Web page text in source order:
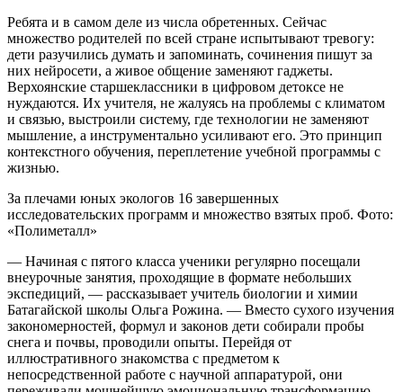
Ребята и в самом деле из числа обретенных. Сейчас
множество родителей по всей стране испытывают тревогу:
дети разучились думать и запоминать, сочинения пишут за
них нейросети, а живое общение заменяют гаджеты.
Верхоянские старшеклассники в цифровом детоксе не
нуждаются. Их учителя, не жалуясь на проблемы с климатом
и связью, выстроили систему, где технологии не заменяют
мышление, а инструментально усиливают его. Это принцип
контекстного обучения, переплетение учебной программы с
жизнью.
За плечами юных экологов 16 завершенных
исследовательских программ и множество взятых проб. Фото:
«Полиметалл»
— Начиная с пятого класса ученики регулярно посещали
внеурочные занятия, проходящие в формате небольших
экспедиций, — рассказывает учитель биологии и химии
Батагайской школы Ольга Рожина. — Вместо сухого изучения
закономерностей, формул и законов дети собирали пробы
снега и почвы, проводили опыты. Перейдя от
иллюстративного знакомства с предметом к
непосредственной работе с научной аппаратурой, они